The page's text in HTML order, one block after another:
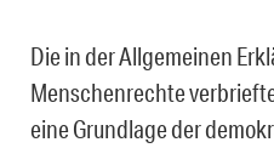
Die in der Allgemeinen
Menschenrechte
eine Grundlage der